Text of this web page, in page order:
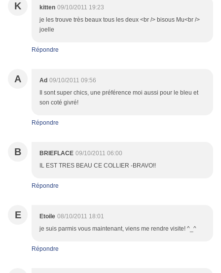
K kitten 09/10/2011 19:23
je les trouve très beaux tous les deux <br /> bisous Mu<br />
joelle
Répondre
A Ad 09/10/2011 09:56
Il sont super chics, une préférence moi aussi pour le bleu et
son coté givré!
Répondre
B BRIEFLACE 09/10/2011 06:00
IL EST TRES BEAU CE COLLIER -BRAVO!!
Répondre
E Etoile 08/10/2011 18:01
je suis parmis vous maintenant, viens me rendre visite! ^_^
Répondre